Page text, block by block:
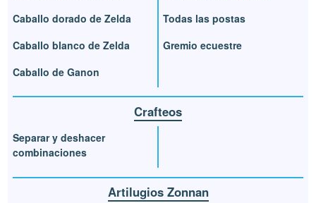
Caballo dorado de Zelda
Caballo blanco de Zelda
Caballo de Ganon
Todas las postas
Gremio ecuestre
Crafteos
Separar y deshacer
combinaciones
Artilugios Zonnan